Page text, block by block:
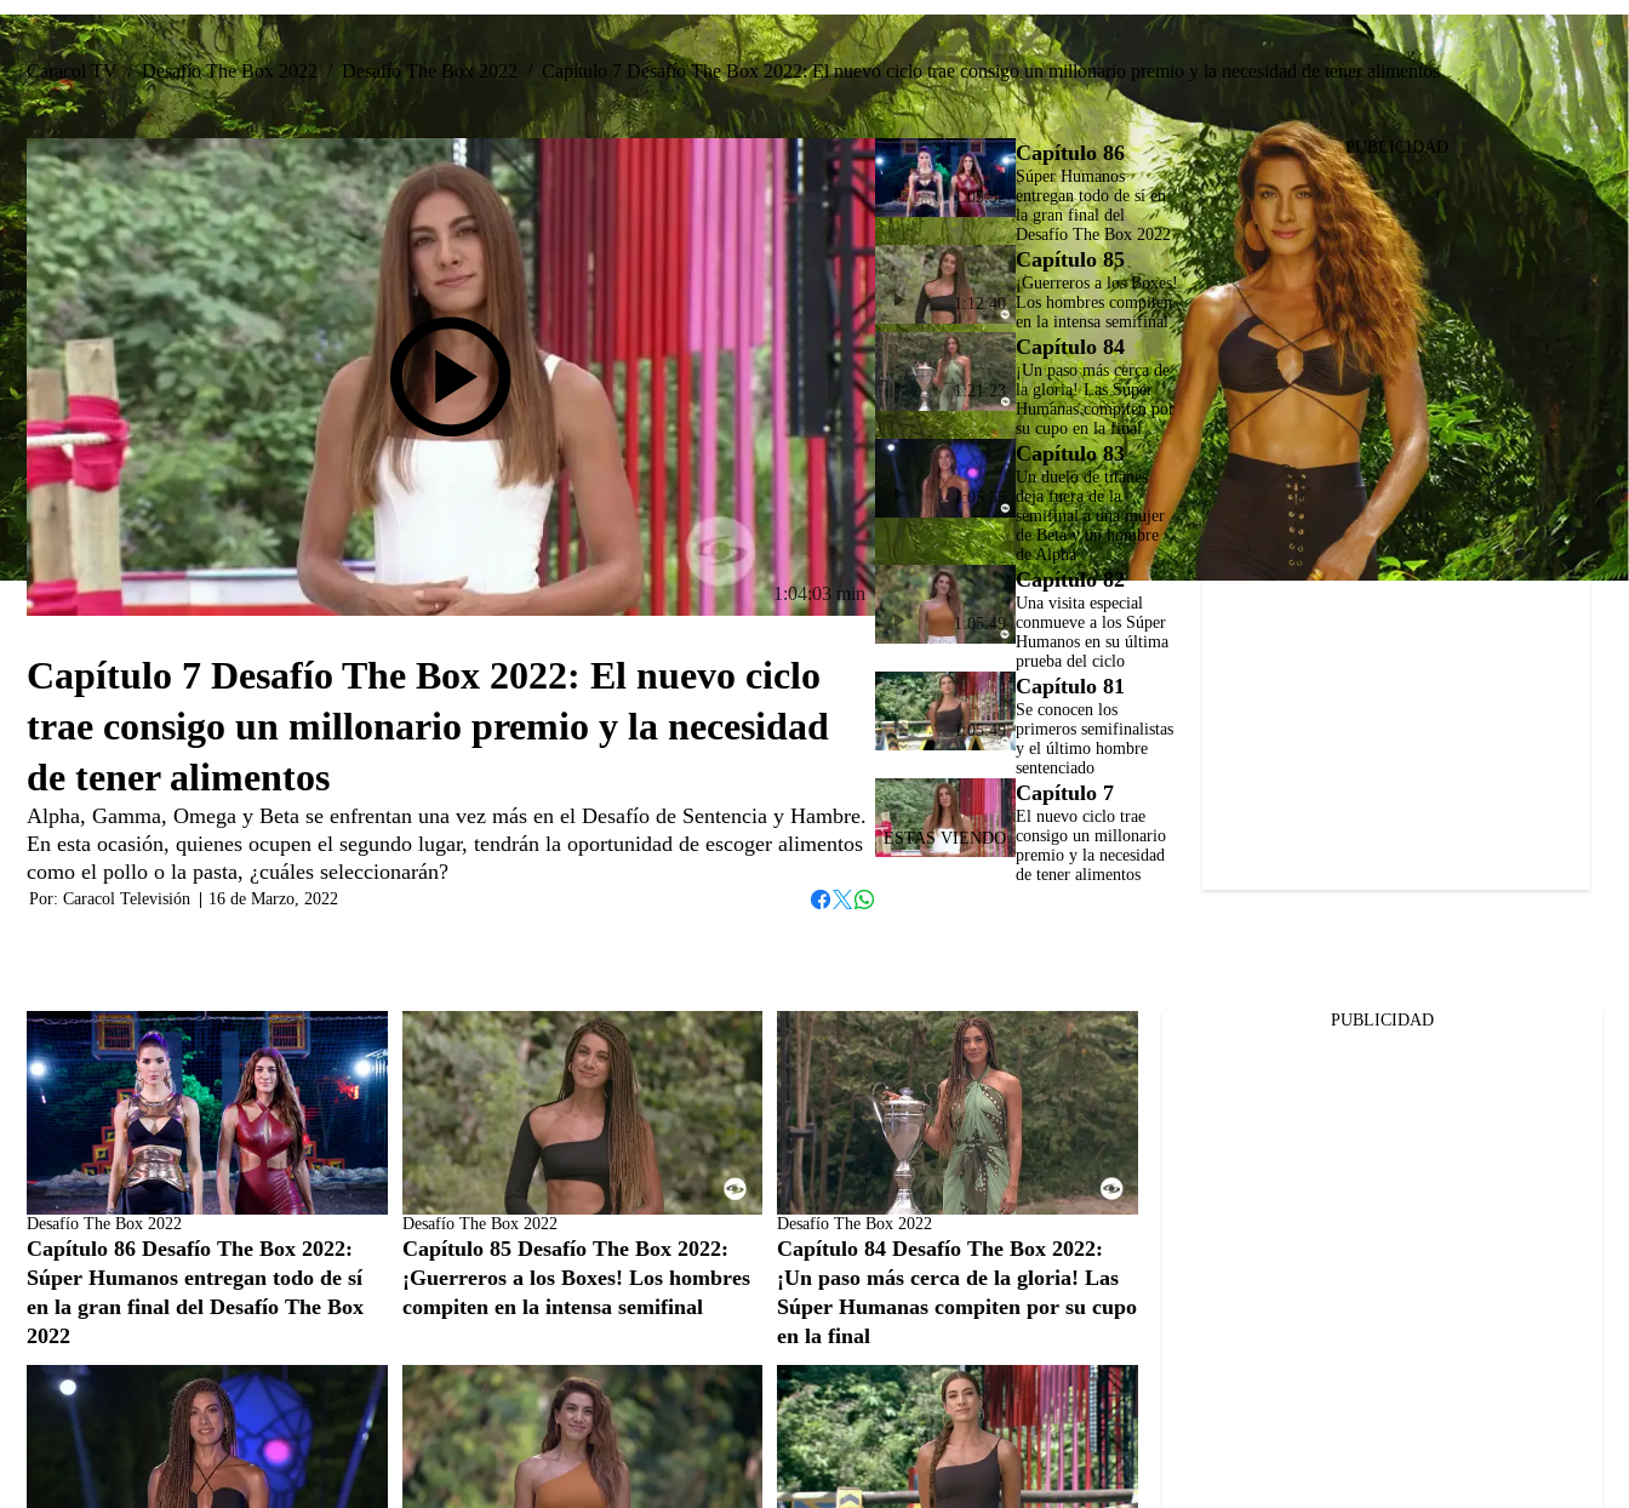
Caracol TV / Desafío The Box 2022 / Desafío The Box 2022 / Capítulo 7 Desafío The Box 2022: El nuevo ciclo trae consigo un millonario premio y la necesidad de tener alimentos
1:04:03 min
Capítulo 7 Desafío The Box 2022: El nuevo ciclo
trae consigo un millonario premio y la necesidad
de tener alimentos
Alpha, Gamma, Omega y Beta se enfrentan una vez más en el Desafío de Sentencia y Hambre.
En esta ocasión, quienes ocupen el segundo lugar, tendrán la oportunidad de escoger alimentos
como el pollo o la pasta, ¿cuáles seleccionarán?
Por: Caracol Televisión
16 de Marzo, 2022
1:05:32
Capítulo 86
Súper Humanos
entregan todo de sí en
la gran final del
Desafío The Box 2022
1:12:40
Capítulo 85
¡Guerreros a los Boxes!
Los hombres compiten
en la intensa semifinal
1:21:23
Capítulo 84
¡Un paso más cerca de
la gloria! Las Súper
Humanas compiten por
su cupo en la final
1:05:55
Capítulo 83
Un duelo de titanes
deja fuera de la
semifinal a una mujer
de Beta y un hombre
de Alpha
1:05:49
Capítulo 82
Una visita especial
conmueve a los Súper
Humanos en su última
prueba del ciclo
1:05:49
Capítulo 81
Se conocen los
primeros semifinalistas
y el último hombre
sentenciado
Capítulo 7
El nuevo ciclo trae
consigo un millonario
premio y la necesidad
de tener alimentos
PUBLICIDAD
Desafío The Box 2022
Capítulo 86 Desafío The Box 2022:
Súper Humanos entregan todo de sí
en la gran final del Desafío The Box
2022
Desafío The Box 2022
Capítulo 85 Desafío The Box 2022:
¡Guerreros a los Boxes! Los hombres
compiten en la intensa semifinal
Desafío The Box 2022
Capítulo 84 Desafío The Box 2022:
¡Un paso más cerca de la gloria! Las
Súper Humanas compiten por su cupo
en la final
PUBLICIDAD